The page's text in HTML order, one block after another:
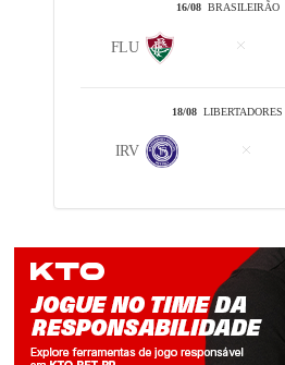
16/08BRASILEIRÃO
FLU
18/08 LIBERTADORES
IRV